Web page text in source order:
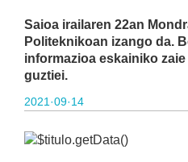
Saioa irailaren 22an
Politeknikoan izango da.
informazioa eskainiko
guztiei.
2021·09·14